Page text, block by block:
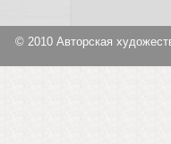
© 2010Авторская